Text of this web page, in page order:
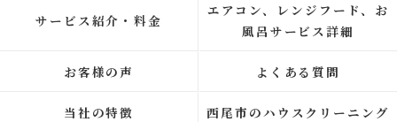
サービス紹介・料金
エアコン、レンジフード、お
風呂サービス詳細
お客様の声 よくある質問
当社の特徴 西尾市のハウスクリーニング